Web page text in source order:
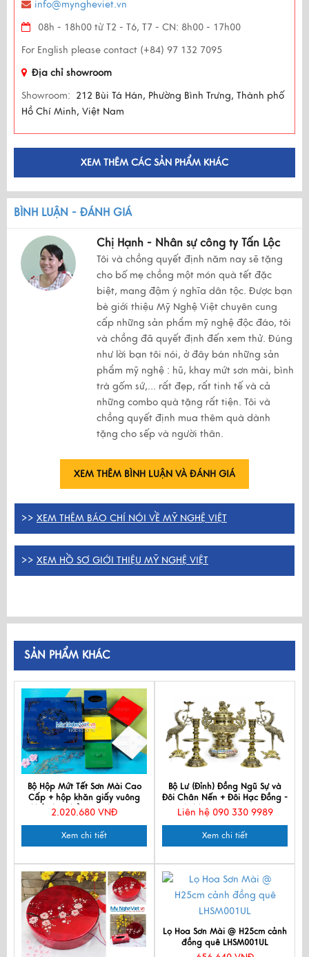
info@myngheviet.vn
08h - 18h00 từ T2 - T6, T7 - CN: 8h00 - 17h00
For English please contact (+84) 97 132 7095
Địa chỉ showroom
Showroom: 212 Bùi Tá Hán, Phường Bình Trưng, Thành phố
Hồ Chí Minh, Việt Nam
XEM THÊM CÁC SẢN PHẨM KHÁC
BÌNH LUẬN - ĐÁNH GIÁ
Chị Hạnh - Nhân sự công ty Tấn Lộc
Tôi và chồng quyết định năm nay sẽ tặng
cho bố mẹ chồng một món quà tết đặc
biệt, mang đậm ý nghĩa dân tộc. Được bạn
bè giới thiệu Mỹ Nghệ Việt chuyên cung
cấp những sản phẩm mỹ nghệ độc đáo, tôi
và chồng đã quyết định đến xem thử. Đúng
như lời bạn tôi nói, ở đây bán những sản
phẩm mỹ nghệ : hũ, khay mứt sơn mài, bình
trà gốm sứ,... rất đẹp, rất tinh tế và cả
những combo quà tặng rất tiện. Tôi và
chồng quyết định mua thêm quà dành
tặng cho sếp và người thân.
XEM THÊM BÌNH LUẬN VÀ ĐÁNH GIÁ
>> XEM THÊM BÁO CHÍ NÓI VỀ MỸ NGHỆ VIỆT
>> XEM HỒ SƠ GIỚI THIỆU MỸ NGHỆ VIỆT
SẢN PHẨM KHÁC
Bộ Hộp Mứt Tết Sơn Mài Cao
Cấp + hộp khăn giấy vuông
khắc hoa hồng xanh MNV-
2.020.680 VNĐ
Xem chi tiết
Bộ Lư (Đỉnh) Đồng Ngũ Sự và
Đôi Chân Nến + Đôi Hạc Đồng -
Bộ thờ cúng MNV-DD20
Liên hệ 090 330 9989
Xem chi tiết
Lọ Hoa Sơn Mài @ H25cm cảnh
đồng quê LHSM001UL